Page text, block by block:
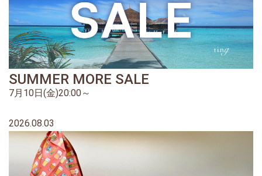
SUMMER MORE SALE
7月10日(金)20:00～
2026.08.03